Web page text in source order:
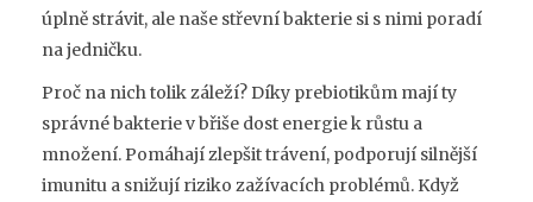
úplně strávit, ale naše střevní bakterie si s nimi poradí
na jedničku.
Proč na nich tolik záleží? Díky prebiotikům mají ty
správné bakterie v břiše dost energie k růstu a
množení. Pomáhají zlepšit trávení, podporují silnější
imunitu a snižují riziko zažívacích problémů. Když